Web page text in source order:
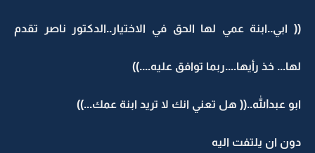
(( ابي..ابنة عمي لها الحق في الاختيار..الدكتور ناصر تقدم
لها... خذ رأيها....ربما توافق عليه....))
ابو عبدالله..(( هل تعني انك لا تريد ابنة عمك...))
دون ان يلتفت اليه